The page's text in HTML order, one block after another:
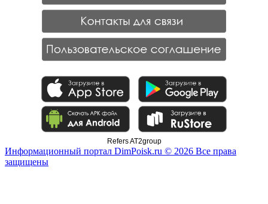
Refers AT2group
Информационный портал DimPoisk.ru © 2026 Все права
защищены